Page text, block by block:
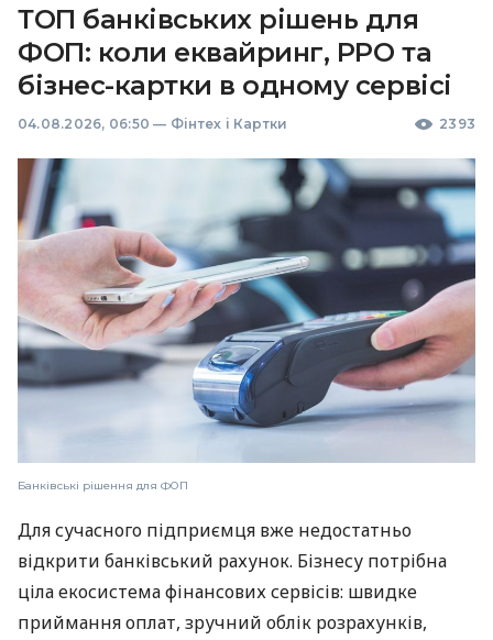
ТОП банківських рішень для
ФОП: коли еквайринг, РРО та
бізнес-картки в одному сервісі
04.08.2026, 06:50 — Фінтех і Картки 2393
Банківські рішення для ФОП
Для сучасного підприємця вже недостатньо
відкрити банківський рахунок. Бізнесу потрібна
ціла екосистема фінансових сервісів: швидке
приймання оплат, зручний облік розрахунків,